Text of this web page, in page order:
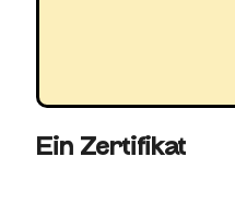
Ein Zertifikat